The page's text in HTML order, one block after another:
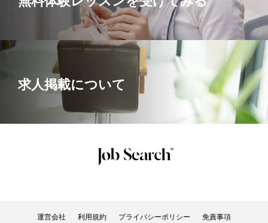
求人掲載について
運営会社 利用規約 プライバシーポリシー 免責事項